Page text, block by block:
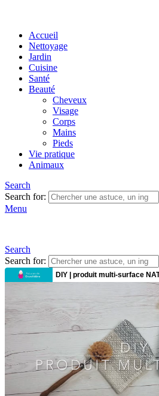
Accueil
Nettoyage
Jardin
Cuisine
Santé
Beauté
Cheveux
Visage
Corps
Mains
Pieds
Vie pratique
Animaux
Search
Search for:
Menu
Search
Search for: